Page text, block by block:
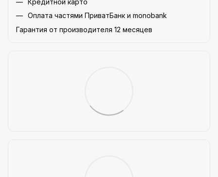
Кредитной карто
Оплата частями ПриватБанк и monobank
Гарантия от производителя 12 месяцев